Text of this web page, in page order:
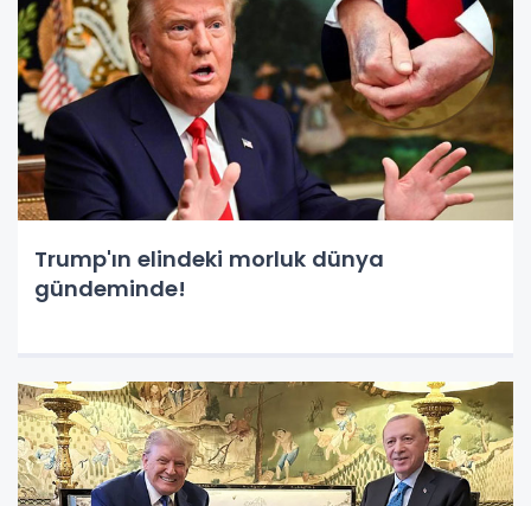
Trump'ın elindeki morluk dünya
gündeminde!